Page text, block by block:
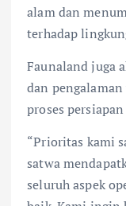
alam dan
terhadap
Faunaland juga
dan
proses
“Prioritas kami
satwa
seluruh aspek